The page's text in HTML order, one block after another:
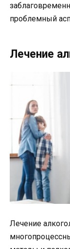
проблемный
Лечение
Лечение